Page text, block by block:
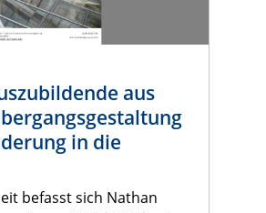
aus
in die
befasst sich Nathan